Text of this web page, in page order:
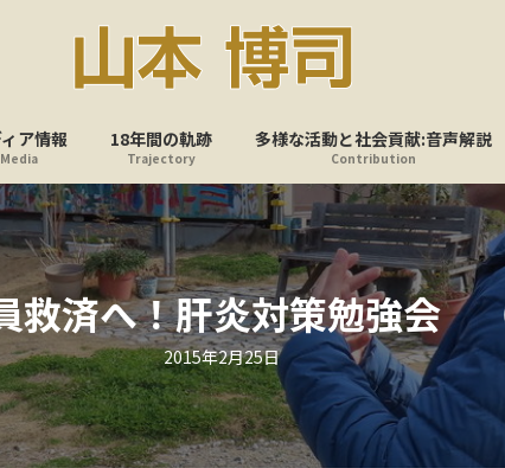
ア情報
Media
18年間の軌跡
Trajectory
多様な活動と社会貢献:音声解説
Contribution
救済へ！肝炎対策勉強会
最
終
更
新
日
時
:
2015年2月25日